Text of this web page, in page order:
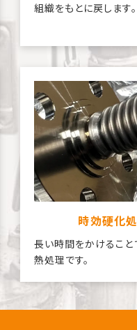
組織をもとに戻します。
時効硬化
長い時間をかけること
熱処理です。